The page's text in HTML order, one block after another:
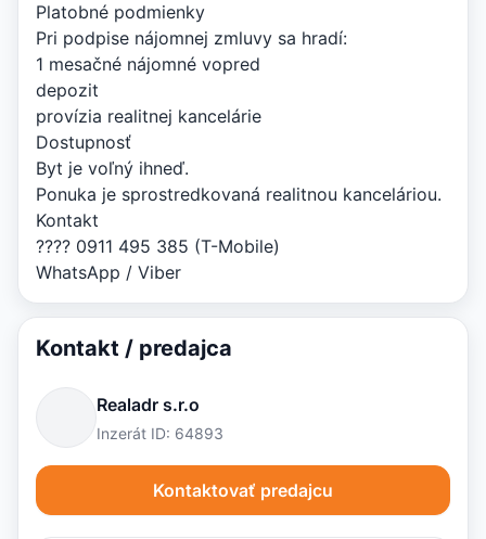
Platobné podmienky
Pri podpise nájomnej zmluvy sa hradí:
1 mesačné nájomné vopred
depozit
provízia realitnej kancelárie
Dostupnosť
Byt je voľný ihneď.
Ponuka je sprostredkovaná realitnou kanceláriou.
Kontakt
???? 0911 495 385 (T-Mobile)
WhatsApp / Viber
Kontakt / predajca
Realadr s.r.o
Inzerát ID: 64893
Kontaktovať predajcu